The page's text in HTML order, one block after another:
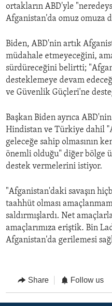
ortakların ABD'yle
Afganistan'da omuz omuza
Biden, ABD'nin artık
müdahale etmeyeceğini,
sürdüreceğini belirtti;
desteklemeye devam
ve Güvenlik Güçleri'ne
Başkan Biden ayrıca
Hindistan ve Türkiye dahil
geleceğe sahip olmasının
önemli olduğu" diğer bölge
destek vermelerini istiyor.
"Afganistan'daki savaşın
taahhüt olması
saldırmışlardı. Net
amaçlarımıza eriştik. Bin
Afganistan'da gerilemesi
Share Follow us